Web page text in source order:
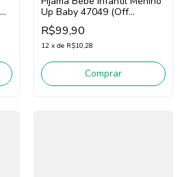
Up Baby 47049 (Off
White/Verde)
R$99,90
12 x de R$10,28
Comprar